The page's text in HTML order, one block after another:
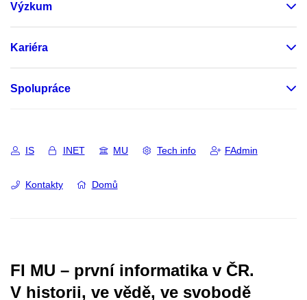
Výzkum
Kariéra
Spolupráce
IS INET MU Tech info FAdmin
Kontakty Domů
FI MU – první informatika v ČR.
V historii, ve vědě, ve svobodě